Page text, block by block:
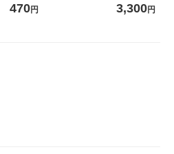
ックティッシュ フィオナ オ
470円
か 無洗米 5kg
3,300円